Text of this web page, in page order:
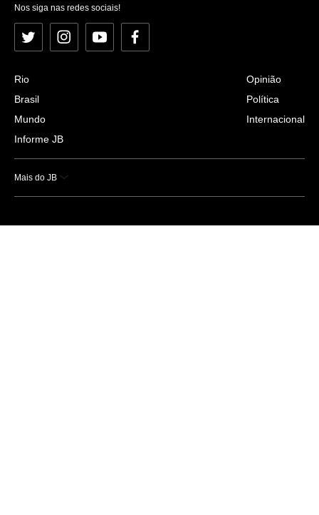
Nos siga nas redes sociais!
Twitter InstagramYouTubeFacebook
Rio
Brasil
Mundo
Informe JB
Opinião
Política
Internacional
Mais do JB
Esportes